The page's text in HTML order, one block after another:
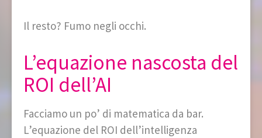
Il resto? Fumo negli occhi.
L’equazione nascosta del
ROI dell’AI
Facciamo un po’ di matematica da bar.
L’equazione del ROI dell’intelligenza